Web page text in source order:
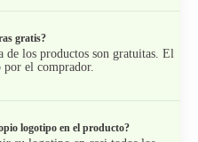
gratis?
de los productos son gratuitas. El
por el comprador.
logotipo en el producto?